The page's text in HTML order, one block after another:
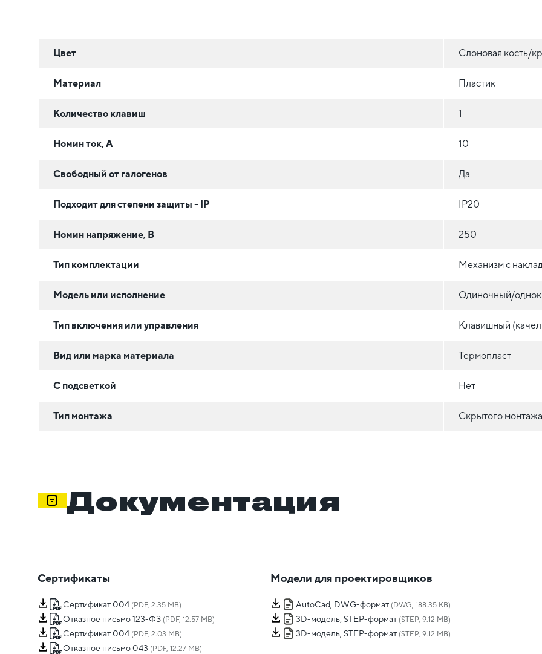
Цвет Слоновая кость/
Материал Пластик
Количество клавиш 1
Номин ток, А 10
Свободный от галогенов Да
Подходит для степени защиты - IP IP20
Номин напряжение, В 250
Тип комплектации Механизм с
Модель или исполнение Одиночный/
Тип включения или управления Клавишный
Вид или марка материала Термопласт
С подсветкой Нет
Тип монтажа Скрытого
Документация
Сертификаты
Сертификат 004 (PDF, 2.35 MB)
Отказное письмо 123-ФЗ (PDF, 12.57 MB)
Сертификат 004 (PDF, 2.03 MB)
Отказное письмо 043 (PDF, 12.27 MB)
Модели для проектировщиков
AutoCad, DWG-формат(DWG, 188.35 KB)
3D-модель, STEP-формат(STEP, 9.12 MB)
3D-модель, STEP-формат(STEP, 9.12 MB)